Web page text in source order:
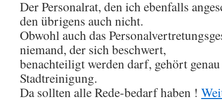
Der Personalrat, den ich ebenfalls
den übrigens auch nicht.
Obwohl auch das
niemand, der sich beschwert,
benachteiligt werden darf, gehört
Stadtreinigung.
Da sollten alle Rede-bedarf haben !